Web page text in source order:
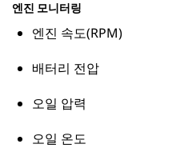
엔진 모니터링
엔진 속도(RPM)
배터리 전압
오일 압력
오일 온도